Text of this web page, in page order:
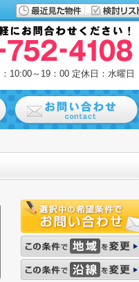
10:00～19：00 定休日：水曜日